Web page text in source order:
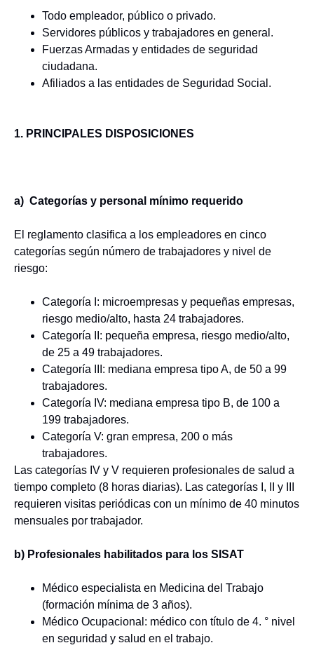
Todo empleador, público o privado.
Servidores públicos y trabajadores en general.
Fuerzas Armadas y entidades de seguridad
ciudadana.
Afiliados a las entidades de Seguridad Social.
1. PRINCIPALES DISPOSICIONES
a) Categorías y personal mínimo requerido
El reglamento clasifica a los empleadores en cinco
categorías según número de trabajadores y nivel de
riesgo:
Categoría I: microempresas y pequeñas empresas,
riesgo medio/alto, hasta 24 trabajadores.
Categoría II: pequeña empresa, riesgo medio/alto,
de 25 a 49 trabajadores.
Categoría III: mediana empresa tipo A, de 50 a 99
trabajadores.
Categoría IV: mediana empresa tipo B, de 100 a
199 trabajadores.
Categoría V: gran empresa, 200 o más
trabajadores.
Las categorías IV y V requieren profesionales de salud a
tiempo completo (8 horas diarias). Las categorías I, II y III
requieren visitas periódicas con un mínimo de 40 minutos
mensuales por trabajador.
b) Profesionales habilitados para los SISAT
Médico especialista en Medicina del Trabajo
(formación mínima de 3 años).
Médico Ocupacional: médico con título de 4. ° nivel
en seguridad y salud en el trabajo.